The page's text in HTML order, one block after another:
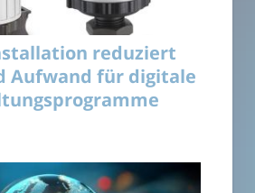
reduziert
Aufwand für digitale